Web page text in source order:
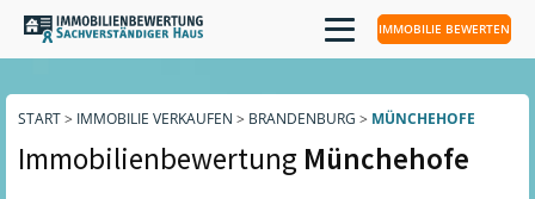
IMMOBILIE BEWERTEN
START> IMMOBILIE VERKAUFEN > BRANDENBURG > MÜNCHEHOFE
Immobilienbewertung Münchehofe